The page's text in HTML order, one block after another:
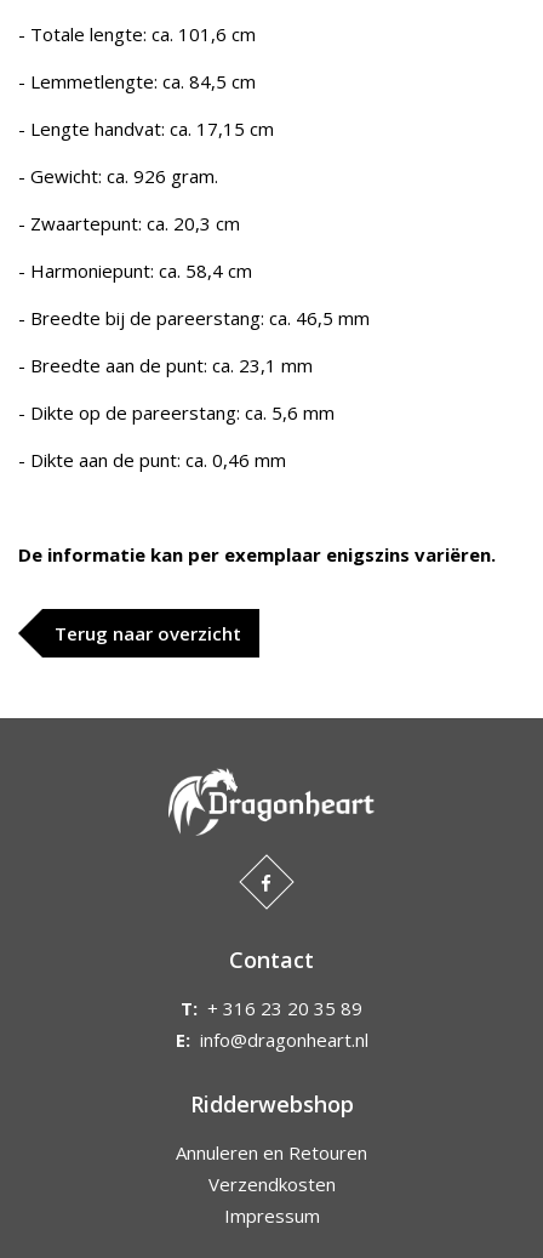
- Totale lengte: ca. 101,6 cm
- Lemmetlengte: ca. 84,5 cm
- Lengte handvat: ca. 17,15 cm
- Gewicht: ca. 926 gram.
- Zwaartepunt: ca. 20,3 cm
- Harmoniepunt: ca. 58,4 cm
- Breedte bij de pareerstang: ca. 46,5 mm
- Breedte aan de punt: ca. 23,1 mm
- Dikte op de pareerstang: ca. 5,6 mm
- Dikte aan de punt: ca. 0,46 mm
De informatie kan per exemplaar enigszins variëren.
Terug naar overzicht
Contact
T: + 316 23 20 35 89
E: info@dragonheart.nl
Ridderwebshop
Annuleren en Retouren
Verzendkosten
Impressum